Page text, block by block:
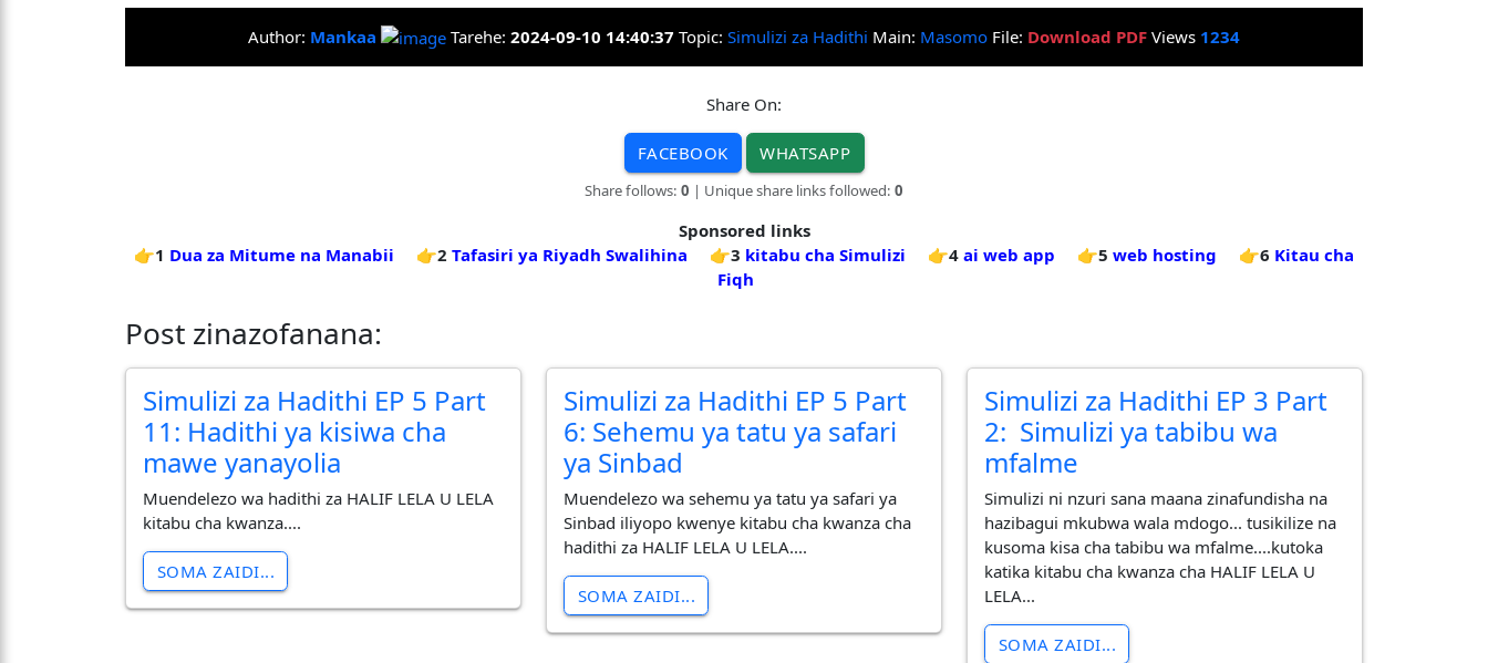
Author: Mankaa Tarehe: 2024-09-10 14:40:37 Topic: Simulizi za Hadithi Main: Masomo File: Download PDF Views 1234
Share On:
FACEBOOK WHATSAPP
Share follows: 0 | Unique share links followed: 0
Sponsored links
👉1 Dua za Mitume na Manabii 👉2 Tafasiri ya Riyadh Swalihina 👉3 kitabu cha Simulizi 👉4 ai web app 👉5 web hosting 👉6 Kitau cha
Fiqh
Post zinazofanana:
Simulizi za Hadithi EP 5 Part
11: Hadithi ya kisiwa cha
mawe yanayolia
Muendelezo wa hadithi za HALIF LELA U LELA
kitabu cha kwanza....
SOMA ZAIDI...
Simulizi za Hadithi EP 5 Part
6: Sehemu ya tatu ya safari
ya Sinbad
Muendelezo wa sehemu ya tatu ya safari ya
Sinbad iliyopo kwenye kitabu cha kwanza cha
hadithi za HALIF LELA U LELA....
SOMA ZAIDI...
Simulizi za Hadithi EP 3 Part
2: Simulizi ya tabibu wa
mfalme
Simulizi ni nzuri sana maana zinafundisha na
hazibagui mkubwa wala mdogo... tusikilize na
kusoma kisa cha tabibu wa mfalme....kutoka
katika kitabu cha kwanza cha HALIF LELA U
LELA...
SOMA ZAIDI...